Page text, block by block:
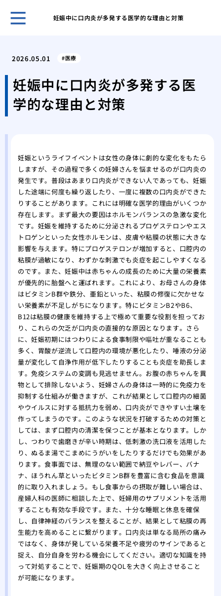
妊娠中に口内炎が多発する医学的な理由と対策
湿
透
ます
美
ト
2026.05.01 医療
妊娠中に口内炎が多発する医
学的な理由と対策
妊娠というライフイベントは女性の身体に劇的な変化をもたら
しますが、その過程で多くの妊婦さんを悩ませるのが口内炎の
発生です。普段はあまり口内炎ができない人であっても、妊娠
した途端に何度も繰り返したり、一度に複数の口内炎ができた
りすることがあります。これには明確な医学的理由がいくつか
存在します。まず最大の要因はホルモンバランスの急激な変化
です。妊娠を維持するために分泌されるプロゲステロンやエス
トロゲンといった女性ホルモンは、皮膚や粘膜の状態に大きな
影響を与えます。特にプロゲステロンが増加すると、口腔内の
粘膜が過敏になり、わずかな刺激でも炎症を起こしやすくなる
のです。また、妊娠中は赤ちゃんの成長のために大量の栄養素
が優先的に胎盤へと運ばれます。これにより、お母さんの身体
はビタミンB群や鉄分、亜鉛といった、粘膜の修復に欠かせな
い栄養素が不足しがちになります。特にビタミンB2やB6、
B12は粘膜の健康を維持する上で極めて重要な役割を担ってお
り、これらの欠乏が口内炎の直接的な原因となります。さら
に、妊娠初期にはつわりによる食事制限や嘔吐が重なることも
多く、胃酸が逆流して口腔内の環境が悪化したり、唾液の分泌
量が変化して自浄作用が低下したりすることも炎症を助長しま
す。免疫システムの変調も見逃せません。お腹の赤ちゃんを異
物として排除しないよう、妊婦さんの身体は一時的に免疫力を
抑制する仕組みが働きますが、これが結果として口腔内の細菌
やウイルスに対する抵抗力を弱め、口内炎ができやすい土壌を
作ってしまうのです。このような状況を打破するための対策と
しては、まず口腔内の清潔を保つことが基本となります。しか
し、つわりで歯磨きが辛い時期は、低刺激の洗口液を活用した
り、ぬるま湯でこまめにうがいをしたりするだけでも効果があ
ります。食事面では、無理のない範囲で納豆やレバー、バナ
ナ、ほうれん草といったビタミンB群を豊富に含む食品を意識
的に取り入れましょう。もし食事からの摂取が難しい場合は、
産婦人科の医師に相談した上で、妊婦用のサプリメントを活用
することも有効な手段です。また、十分な睡眠と休息を確保
し、自律神経のバランスを整えることが、結果として粘膜の再
生能力を高めることに繋がります。口内炎は単なる局所の痛み
ではなく、身体が発している栄養不足や疲労のサインであると
捉え、自分自身を労わる機会にしてください。適切な知識を持
って対処することで、妊娠期のQOLを大きく向上させること
が可能になります。